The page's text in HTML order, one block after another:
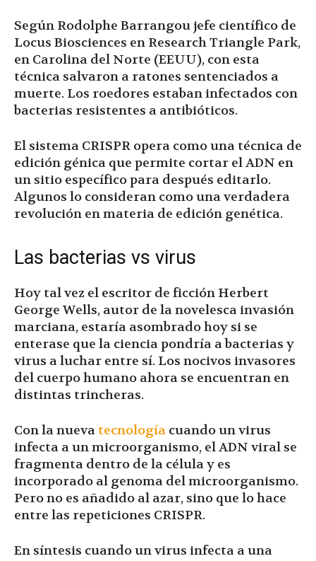
Según Rodolphe Barrangou jefe científico de
Locus Biosciences en Research Triangle Park,
en Carolina del Norte (EEUU), con esta
técnica salvaron a ratones sentenciados a
muerte. Los roedores estaban infectados con
bacterias resistentes a antibióticos.
El sistema CRISPR opera como una técnica de
edición génica que permite cortar el ADN en
un sitio específico para después editarlo.
Algunos lo consideran como una verdadera
revolución en materia de edición genética.
Las bacterias vs virus
Hoy tal vez el escritor de ficción Herbert
George Wells, autor de la novelesca invasión
marciana, estaría asombrado hoy si se
enterase que la ciencia pondría a bacterias y
virus a luchar entre sí. Los nocivos invasores
del cuerpo humano ahora se encuentran en
distintas trincheras.
Con la nueva tecnología cuando un virus
infecta a un microorganismo, el ADN viral se
fragmenta dentro de la célula y es
incorporado al genoma del microorganismo.
Pero no es añadido al azar, sino que lo hace
entre las repeticiones CRISPR.
En síntesis cuando un virus infecta a una